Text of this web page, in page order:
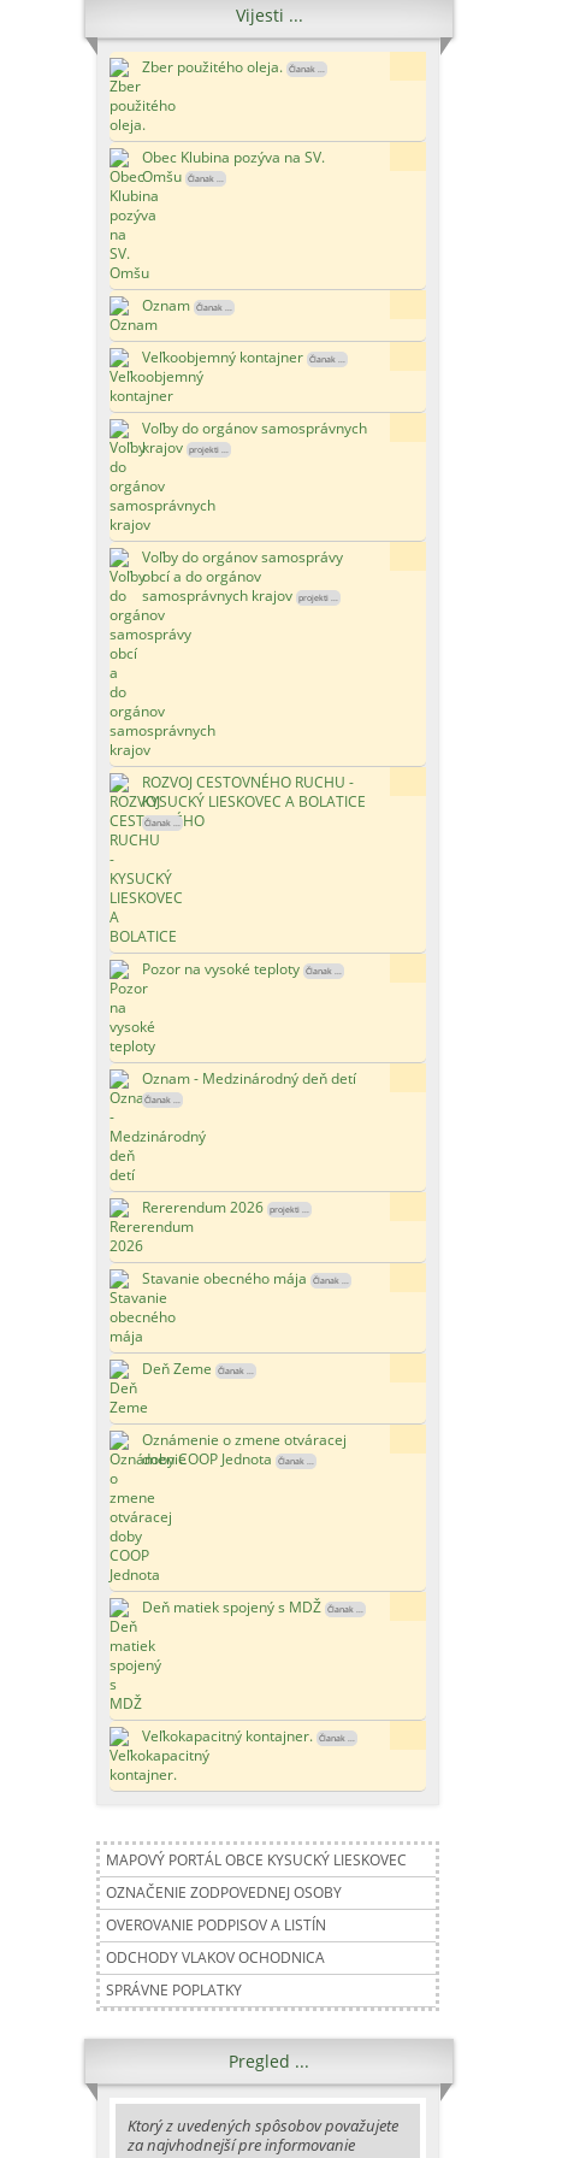
Vijesti ...
Zber použitého oleja. Članak ...
Obec Klubina pozýva na SV.
Omšu Članak ...
Oznam Članak ...
Veľkoobjemný kontajner Članak ...
Voľby do orgánov samosprávnych
krajov projekti ...
Voľby do orgánov samosprávy
obcí a do orgánov
samosprávnych krajov projekti ...
ROZVOJ CESTOVNÉHO RUCHU -
KYSUCKÝ LIESKOVEC A BOLATICE
Članak ...
Pozor na vysoké teploty Članak ...
Oznam - Medzinárodný deň detí
Članak ...
Rererendum 2026 projekti ...
Stavanie obecného mája Članak ...
Deň Zeme Članak ...
Oznámenie o zmene otváracej
doby COOP Jednota
Članak ...
Deň matiek spojený s MDŽ Članak ...
Veľkokapacitný kontajner. Članak ...
MAPOVÝ PORTÁL OBCE KYSUCKÝ LIESKOVEC
OZNAČENIE ZODPOVEDNEJ OSOBY
OVEROVANIE PODPISOV A LISTÍN
ODCHODY VLAKOV OCHODNICA
SPRÁVNE POPLATKY
Pregled ...
Ktorý z uvedených spôsobov považujete
za najvhodnejší pre informovanie